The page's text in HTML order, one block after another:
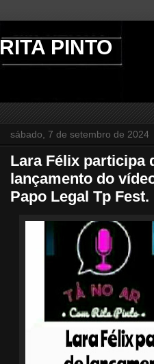
RITA PINTO
sábado, 7 de setembro de 2024
Lara Félix participa
lançamento do
Papo Legal Tp Fest.